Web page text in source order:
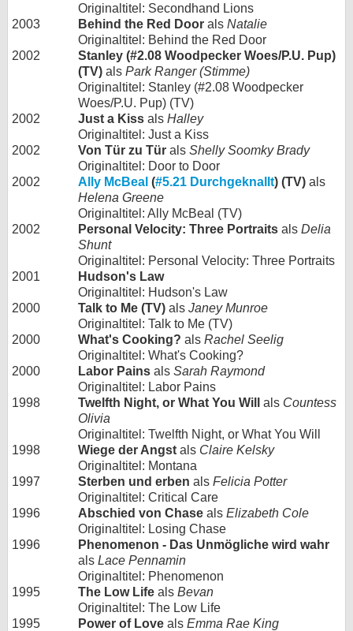
Originaltitel: Secondhand Lions
2003
Behind the Red Door als Natalie
Originaltitel: Behind the Red Door
2002
Stanley (#2.08 Woodpecker Woes/P.U. Pup)
(TV) als Park Ranger (Stimme)
Originaltitel: Stanley (#2.08 Woodpecker
Woes/P.U. Pup) (TV)
2002
Just a Kiss als Halley
Originaltitel: Just a Kiss
2002
Von Tür zu Tür als Shelly Soomky Brady
Originaltitel: Door to Door
2002
Ally McBeal (#5.21 Durchgeknallt) (TV) als
Helena Greene
Originaltitel: Ally McBeal (TV)
2002
Personal Velocity: Three Portraits als Delia
Shunt
Originaltitel: Personal Velocity: Three Portraits
2001
Hudson's Law
Originaltitel: Hudson's Law
2000
Talk to Me (TV) als Janey Munroe
Originaltitel: Talk to Me (TV)
2000
What's Cooking? als Rachel Seelig
Originaltitel: What's Cooking?
2000
Labor Pains als Sarah Raymond
Originaltitel: Labor Pains
1998
Twelfth Night, or What You Will als Countess
Olivia
Originaltitel: Twelfth Night, or What You Will
1998
Wiege der Angst als Claire Kelsky
Originaltitel: Montana
1997
Sterben und erben als Felicia Potter
Originaltitel: Critical Care
1996
Abschied von Chase als Elizabeth Cole
Originaltitel: Losing Chase
1996
Phenomenon - Das Unmögliche wird wahr
als Lace Pennamin
Originaltitel: Phenomenon
1995
The Low Life als Bevan
Originaltitel: The Low Life
1995
Power of Love als Emma Rae King